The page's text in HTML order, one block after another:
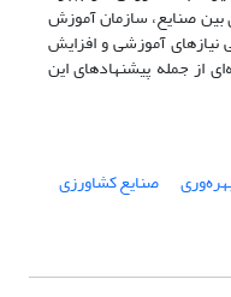
بین صنایع، سازمان آموزش
نیازهای آموزشی و افزایش
از جمله پیشنهادهای این
صنایع کشاورزی